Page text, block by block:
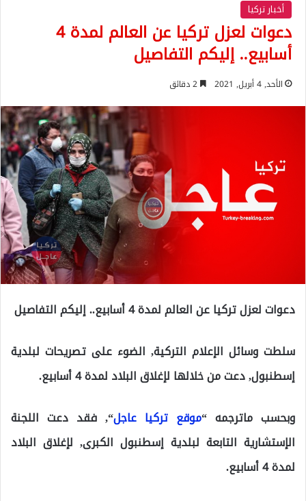
أخبار تركيا
دعوات لعزل تركيا عن العالم لمدة 4
أسابيع.. إليكم التفاصيل
الأحد, 4 أبريل, 2021
دعوات لعزل تركيا عن العالم لمدة 4 أسابيع.. إليكم التفاصيل
سلطت وسائل الإعلام التركية, الضوء على تصريحات لبلدية
إسطنبول, دعت من خلالها لإغلاق البلاد لمدة 4 أسابيع.
وبحسب ماترجمه “موقع تركيا عاجل“, فقد دعت اللجنة
الإستشارية التابعة لبلدية إسطنبول الكبرى, لإغلاق البلاد
لمدة 4 أسابيع.